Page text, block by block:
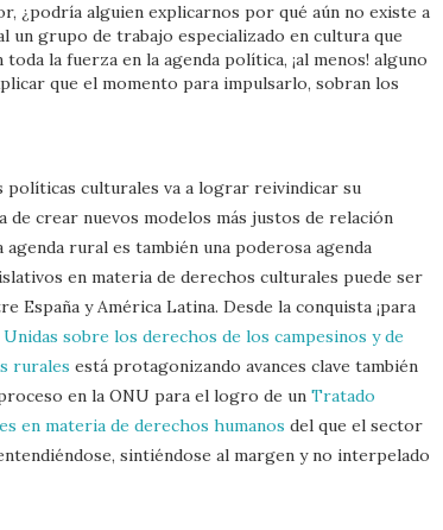
¿podría alguien explicarnos por qué aún no existe a
un grupo de trabajo especializado en cultura que
la fuerza en la agenda política, ¡al menos! alguno
que el momento para impulsarlo, sobran los
políticas culturales va a lograr reivindicar su
crear nuevos modelos más justos de relación
rural es también una poderosa agenda
en materia de derechos culturales puede ser
España y América Latina. Desde la conquista ¡para
sobre los derechos de los campesinos y de
rurales está protagonizando avances clave también
en la ONU para el logro de un Tratado
en materia de derechos humanos del que el sector
sintiéndose al margen y no interpelado